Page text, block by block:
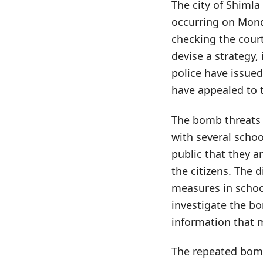
The city of
occurring on
checking the
devise a
police have
have appealed
The bomb
with several
public that they
the citizens. The
measures in
investigate the
information that
The repeated